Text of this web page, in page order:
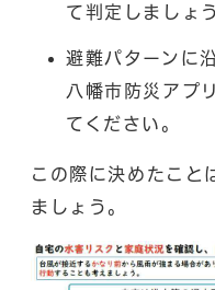
て判定しましょ
避難パターンに
八幡市防災アプ
てください。
この際に決めたこと
ましょう。